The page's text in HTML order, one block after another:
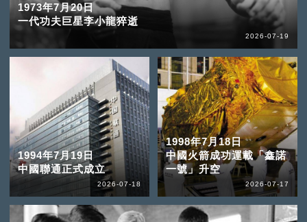
1973年7月20日
一代功夫巨星李小龍猝逝
2026-07-19
1994年7月19日
中國聯通正式成立
2026-07-18
1998年7月18日
中國火箭成功運載「鑫諾
一號」升空
2026-07-17